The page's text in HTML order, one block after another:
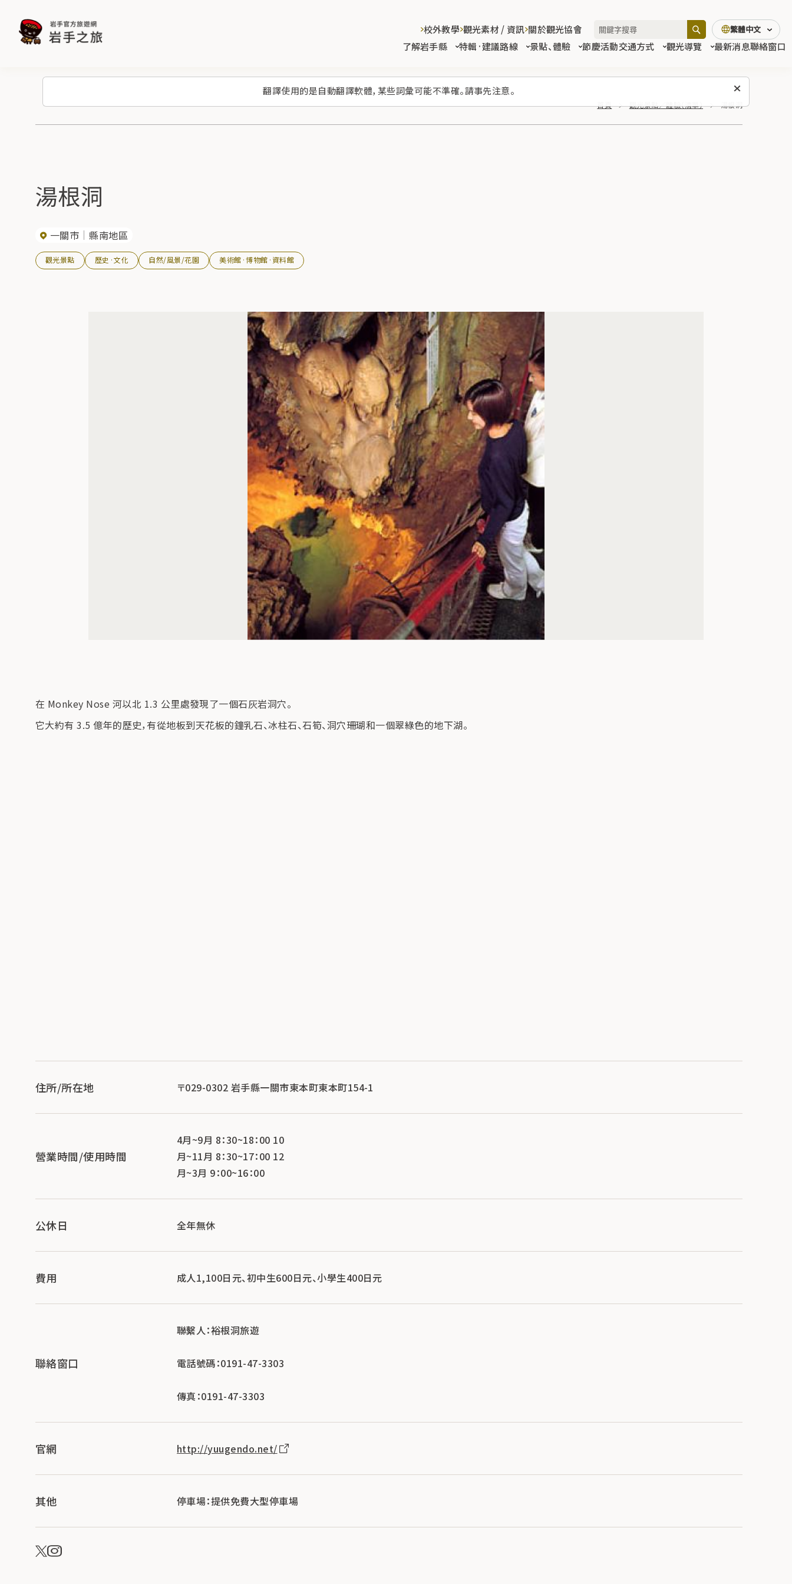
翻譯使用的是自動翻譯軟體，某些詞彙可能不準確。請事先注意。
了解岩手縣 特輯·建議路線 景點、體驗 節慶活動交通方式 觀光導覽 最新消息聯絡窗口
校外教學 觀光素材 / 資訊 關於觀光協會 繁體中文
首頁 觀光景點／體驗（清單） 湯根洞
湯根洞
一關市 縣南地區
觀光景點 歷史·文化 自然/風景/花園 美術館·博物館·資料館
在 Monkey Nose 河以北 1.3 公里處發現了一個石灰岩洞穴。
它大約有 3.5 億年的歷史，有從地板到天花板的鐘乳石、冰柱石、石筍、洞穴珊瑚和一個翠綠色的地下湖。
住所/所在地 〒029-0302 岩手縣一關市東本町東本町154-1
營業時間/使用時間
4月~9月 8：30~18：00 10
月~11月 8：30~17：00 12
月~3月 9：00~16：00
公休日 全年無休
費用 成人1,100日元、初中生600日元、小學生400日元
聯絡窗口
聯繫人：裕根洞旅遊
電話號碼：0191-47-3303
傳真：0191-47-3303
官網 http://yuugendo.net/
其他 停車場：提供免費大型停車場